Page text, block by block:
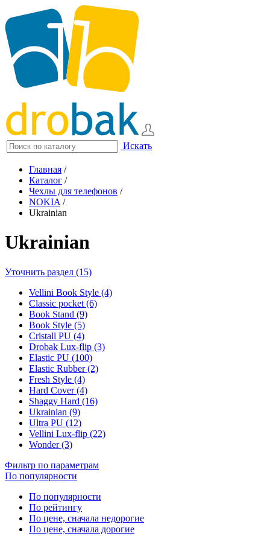
Искать
Главная /
Каталог /
Чехлы для телефонов /
NOKIA /
Ukrainian
Ukrainian
Уточнить раздел (15)
Vellini Book Style (4)
Classic pocket (6)
Book Stand (9)
Book Style (5)
Cristall PU (4)
Drobak Lux-flip (3)
Elastic PU (100)
Elastic Rubber (2)
Fresh Style (4)
Hard Cover (4)
Shaggy Hard (16)
Ukrainian (9)
Ultra PU (12)
Vellini Lux-flip (22)
Wonder (3)
Фильтр по параметрам
По популярности
По популярности
По рейтингу
По цене, сначала недорогие
По цене, сначала дорогие